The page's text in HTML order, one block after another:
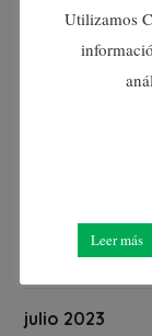
diciembre
noviembre
agosto 2023
julio 2023
Utilizamos
Leer más